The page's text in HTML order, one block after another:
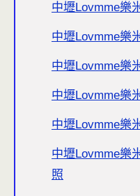
中壢Lovmme樂
中壢Lovmme樂
中壢Lovmme樂
中壢Lovmme樂
中壢Lovmme樂
中壢Lovmme樂
照